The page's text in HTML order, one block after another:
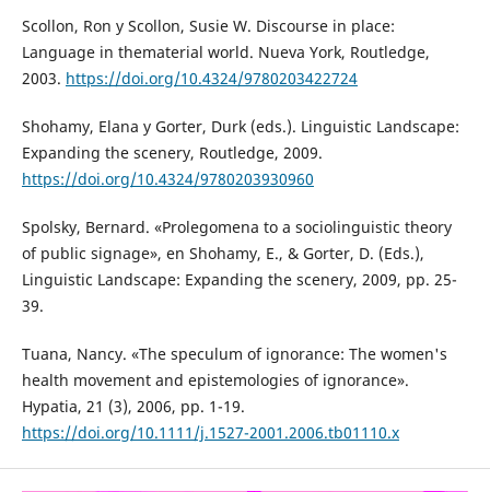
Scollon, Ron y Scollon, Susie W. Discourse in place:
Language in thematerial world. Nueva York, Routledge,
2003. https://doi.org/10.4324/9780203422724
Shohamy, Elana y Gorter, Durk (eds.). Linguistic Landscape:
Expanding the scenery, Routledge, 2009.
https://doi.org/10.4324/9780203930960
Spolsky, Bernard. «Prolegomena to a sociolinguistic theory
of public signage», en Shohamy, E., & Gorter, D. (Eds.),
Linguistic Landscape: Expanding the scenery, 2009, pp. 25-
39.
Tuana, Nancy. «The speculum of ignorance: The women's
health movement and epistemologies of ignorance».
Hypatia, 21 (3), 2006, pp. 1-19.
https://doi.org/10.1111/j.1527-2001.2006.tb01110.x